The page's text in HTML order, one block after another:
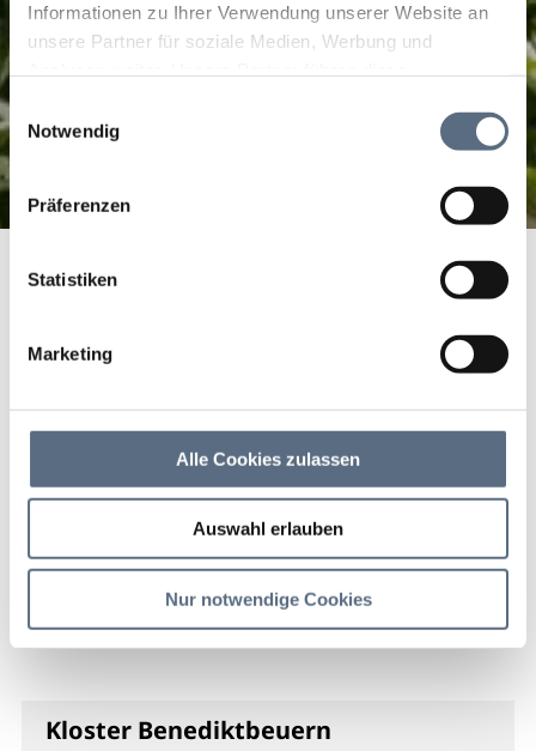
Informationen zu Ihrer Verwendung unserer Website an
unsere Partner für soziale Medien, Werbung und
zusammen, die Sie ihnen bereitgestellt haben oder die
sie im Rahmen Ihrer Nutzung der Dienste gesammelt
Einwilligungsauswahl
Notwendig
Präferenzen
Statistiken
Marketing
Alle Cookies zulassen
Auswahl erlauben
Nur notwendige Cookies
Kräuterorte, -Parks und Gärten
Kloster- und
Kräutergärten
Benediktbeuern
Leben spüren, Natur erkunden und
Kultur genießen - im sympathischen
Klosterdorf!
Kloster Benediktbeuern